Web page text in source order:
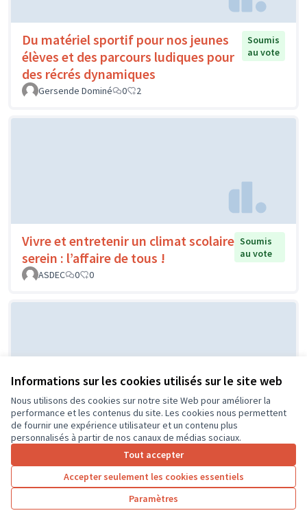
Informations sur les cookies utilisés sur le site web
Nous utilisons des cookies sur notre site Web pour améliorer la
performance et les contenus du site. Les cookies nous permettent
de fournir une expérience utilisateur et un contenu plus
personnalisés à partir de nos canaux de médias sociaux.
Tout accepter
Accepter seulement les cookies essentiels
Paramètres
Du matériel sportif pour nos jeunes
élèves et des parcours ludiques pour
des récrés dynamiques
Soumis
au vote
Gersende Dominé 0 2
Vivre et entretenir un climat scolaire
serein : l’affaire de tous !
Soumis
au vote
ASDEC
0 0
Pour une cour du monde
Soumis au vote
college Arche du lude
0 0